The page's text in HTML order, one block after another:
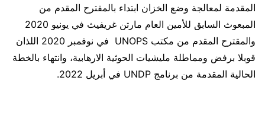
المقدمة لمعالجة وضع الخزان ابتداء بالمقترح المقدم من
المبعوث السابق للأمين العام مارتن غريفيث في يونيو 2020
والمقترح المقدم من مكتب UNOPS في نوفمبر 2020 اللذان
قوبلا برفض ومماطلة مليشيات الحوثية الارهابية، وانتهاء بالخطة
الحالية المقدمة من برنامج UNDP في أبريل 2022.